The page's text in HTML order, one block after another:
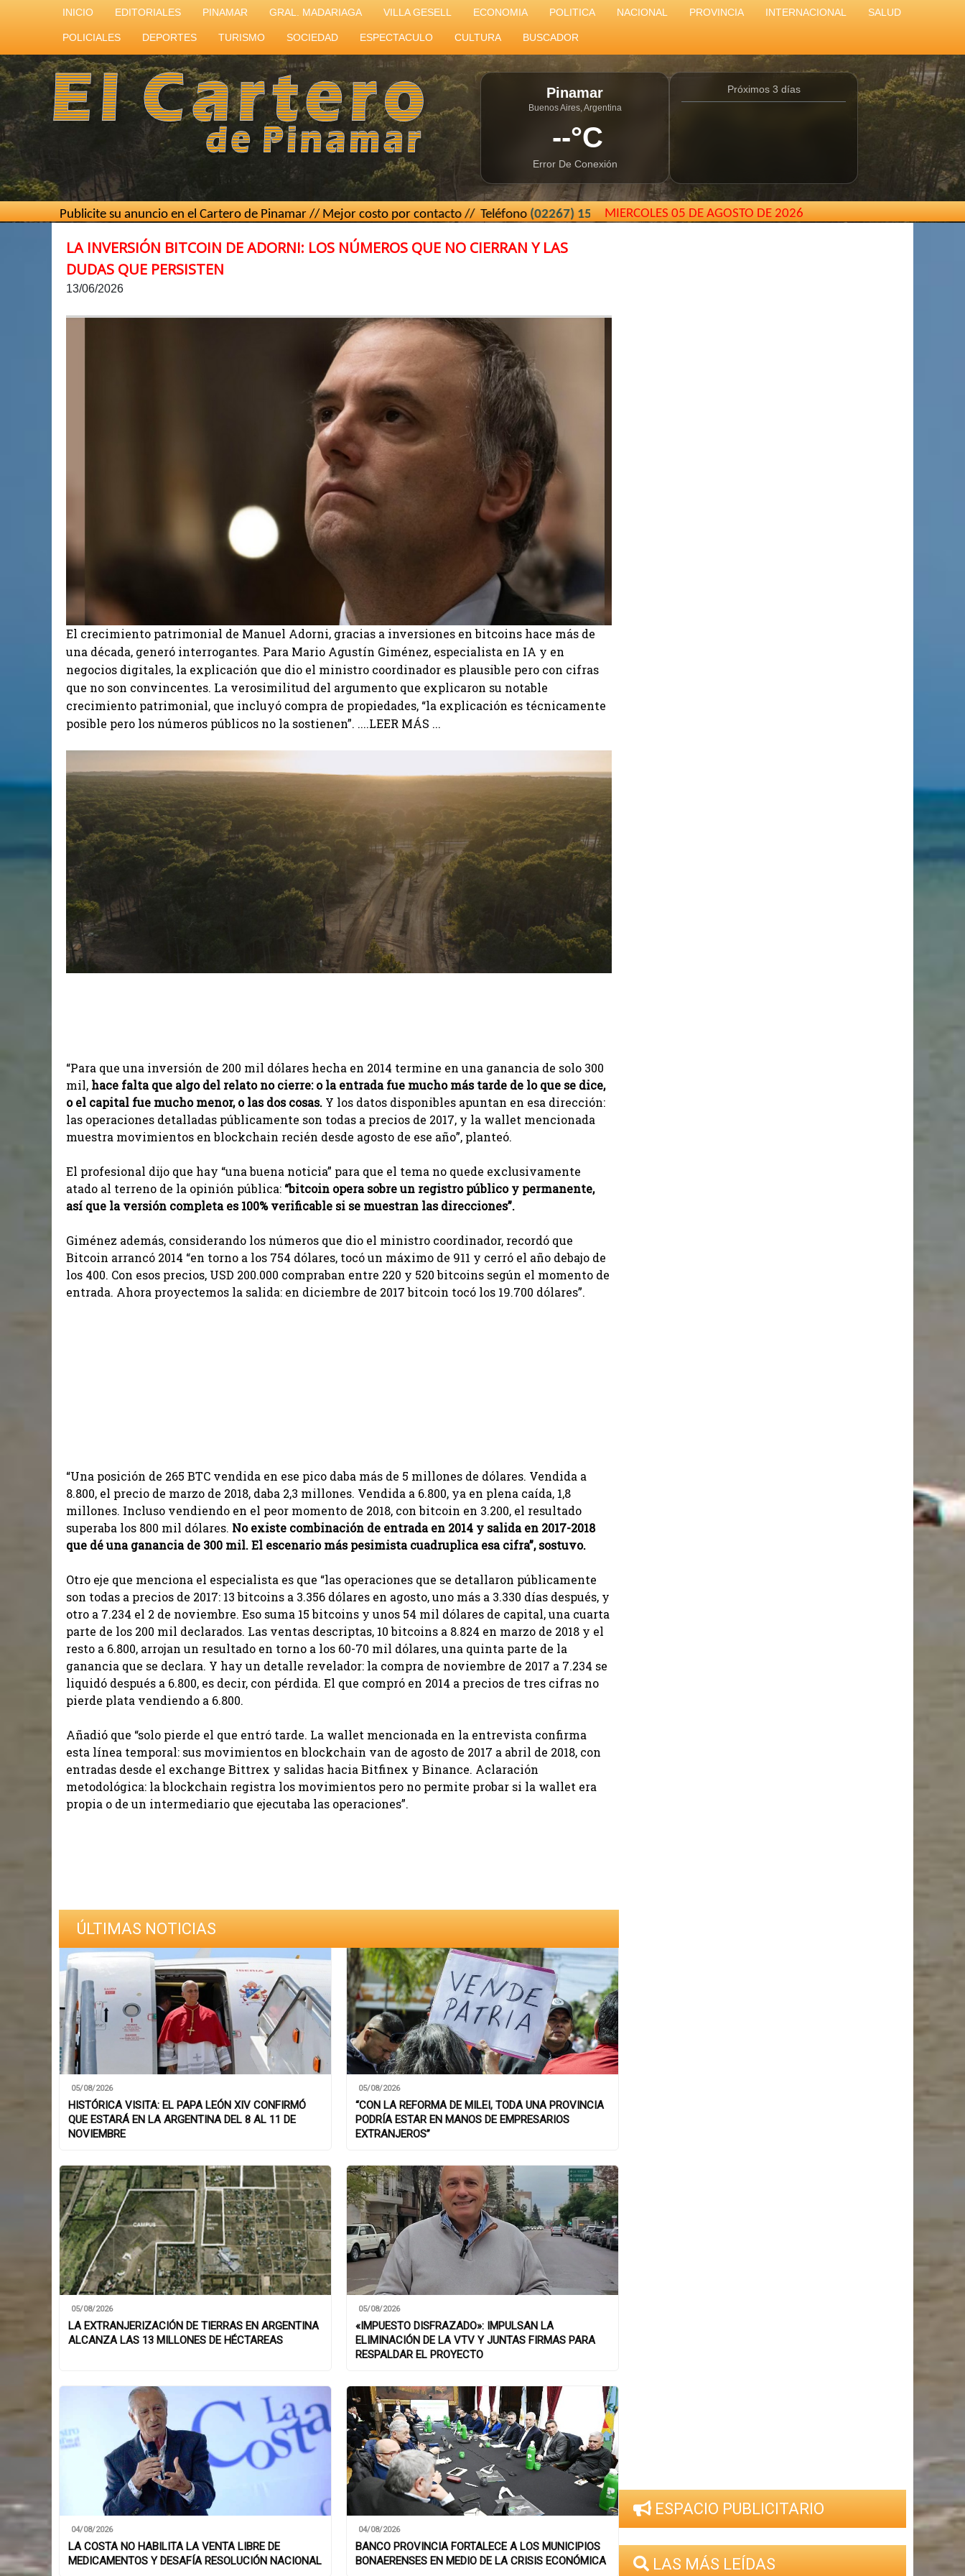
INICIO EDITORIALES PINAMAR GRAL. MADARIAGA VILLA GESELL ECONOMIA POLITICA NACIONAL PROVINCIA INTERNACIONAL SALUD
POLICIALES DEPORTES TURISMO SOCIEDAD ESPECTACULO CULTURA BUSCADOR
Pinamar
Buenos Aires, Argentina
--°C
Error De Conexión
Próximos 3 días
su anuncio en el Cartero de Pinamar // Mejor costo por contacto // Teléfono(02267) 15 439493// El Cartero de Pinamar - Buenos Aires - Argentina //
MIERCOLES 05 DE AGOSTO DE 2026
LA INVERSIÓN BITCOIN DE ADORNI: LOS NÚMEROS QUE NO CIERRAN Y LAS
DUDAS QUE PERSISTEN
13/06/2026
El crecimiento patrimonial de Manuel Adorni, gracias a inversiones en bitcoins hace más de
una década, generó interrogantes. Para Mario Agustín Giménez, especialista en IA y en
negocios digitales, la explicación que dio el ministro coordinador es plausible pero con cifras
que no son convincentes. La verosimilitud del argumento que explicaron su notable
crecimiento patrimonial, que incluyó compra de propiedades, “la explicación es técnicamente
posible pero los números públicos no la sostienen”. ....LEER MÁS ...
“Para que una inversión de 200 mil dólares hecha en 2014 termine en una ganancia de solo 300
mil, hace falta que algo del relato no cierre: o la entrada fue mucho más tarde de lo que se dice,
o el capital fue mucho menor, o las dos cosas. Y los datos disponibles apuntan en esa dirección:
las operaciones detalladas públicamente son todas a precios de 2017, y la wallet mencionada
muestra movimientos en blockchain recién desde agosto de ese año”, planteó.
El profesional dijo que hay “una buena noticia” para que el tema no quede exclusivamente
atado al terreno de la opinión pública: “bitcoin opera sobre un registro público y permanente,
así que la versión completa es 100% verificable si se muestran las direcciones”.
Giménez además, considerando los números que dio el ministro coordinador, recordó que
Bitcoin arrancó 2014 “en torno a los 754 dólares, tocó un máximo de 911 y cerró el año debajo de
los 400. Con esos precios, USD 200.000 compraban entre 220 y 520 bitcoins según el momento de
entrada. Ahora proyectemos la salida: en diciembre de 2017 bitcoin tocó los 19.700 dólares”.
“Una posición de 265 BTC vendida en ese pico daba más de 5 millones de dólares. Vendida a
8.800, el precio de marzo de 2018, daba 2,3 millones. Vendida a 6.800, ya en plena caída, 1,8
millones. Incluso vendiendo en el peor momento de 2018, con bitcoin en 3.200, el resultado
superaba los 800 mil dólares. No existe combinación de entrada en 2014 y salida en 2017-2018
que dé una ganancia de 300 mil. El escenario más pesimista cuadruplica esa cifra”, sostuvo.
Otro eje que menciona el especialista es que “las operaciones que se detallaron públicamente
son todas a precios de 2017: 13 bitcoins a 3.356 dólares en agosto, uno más a 3.330 días después, y
otro a 7.234 el 2 de noviembre. Eso suma 15 bitcoins y unos 54 mil dólares de capital, una cuarta
parte de los 200 mil declarados. Las ventas descriptas, 10 bitcoins a 8.824 en marzo de 2018 y el
resto a 6.800, arrojan un resultado en torno a los 60-70 mil dólares, una quinta parte de la
ganancia que se declara. Y hay un detalle revelador: la compra de noviembre de 2017 a 7.234 se
liquidó después a 6.800, es decir, con pérdida. El que compró en 2014 a precios de tres cifras no
pierde plata vendiendo a 6.800.
Añadió que “solo pierde el que entró tarde. La wallet mencionada en la entrevista confirma
esta línea temporal: sus movimientos en blockchain van de agosto de 2017 a abril de 2018, con
entradas desde el exchange Bittrex y salidas hacia Bitfinex y Binance. Aclaración
metodológica: la blockchain registra los movimientos pero no permite probar si la wallet era
propia o de un intermediario que ejecutaba las operaciones”.
ÚLTIMAS NOTICIAS
05/08/2026
HISTÓRICA VISITA: EL PAPA LEÓN XIV CONFIRMÓ
QUE ESTARÁ EN LA ARGENTINA DEL 8 AL 11 DE
NOVIEMBRE
05/08/2026
“CON LA REFORMA DE MILEI, TODA UNA PROVINCIA
PODRÍA ESTAR EN MANOS DE EMPRESARIOS
EXTRANJEROS”
05/08/2026
LA EXTRANJERIZACIÓN DE TIERRAS EN ARGENTINA
ALCANZA LAS 13 MILLONES DE HÉCTAREAS
05/08/2026
«IMPUESTO DISFRAZADO»: IMPULSAN LA
ELIMINACIÓN DE LA VTV Y JUNTAS FIRMAS PARA
RESPALDAR EL PROYECTO
04/08/2026
LA COSTA NO HABILITA LA VENTA LIBRE DE
MEDICAMENTOS Y DESAFÍA RESOLUCIÓN NACIONAL
04/08/2026
BANCO PROVINCIA FORTALECE A LOS MUNICIPIOS
BONAERENSES EN MEDIO DE LA CRISIS ECONÓMICA
ESPACIO PUBLICITARIO
LAS MÁS LEÍDAS